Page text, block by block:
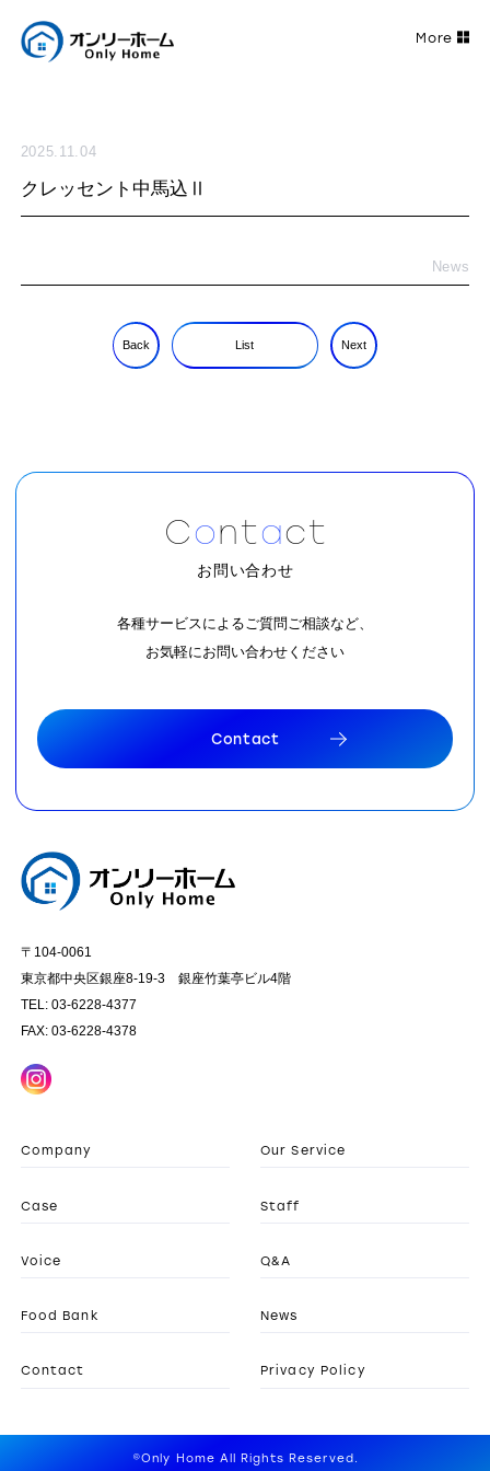
2025.11.04
クレッセント中馬込Ⅱ
News
Back List Next
Contact
お問い合わせ
各種サービスによるご質問ご相談など、
お気軽にお問い合わせください
Contact
〒104-0061
東京都中央区銀座8-19-3 銀座竹葉亭ビル4階
TEL: 03-6228-4377
FAX: 03-6228-4378
Company Our Service
Case Staff
Voice Q&A
Food Bank News
Contact Privacy Policy
©Only Home All Rights Reserved.